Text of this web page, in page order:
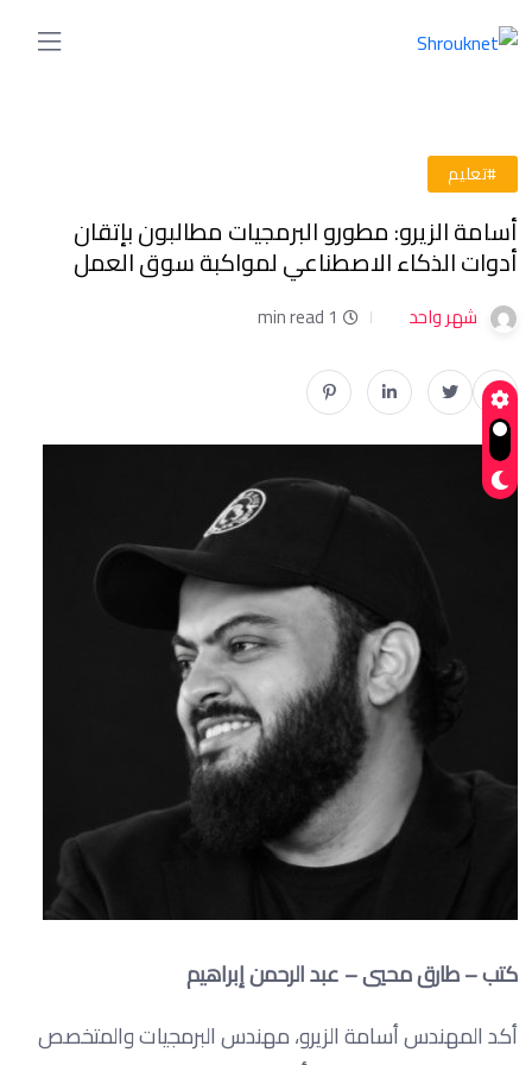
#تعليم
أسامة الزيرو: مطورو البرمجيات مطالبون بإتقان
أدوات الذكاء الاصطناعي لمواكبة سوق العمل
شهر واحد 1 min read
كتب – طارق محيي – عبد الرحمن إبراهيم
أكد المهندس أسامة الزيرو، مهندس البرمجيات والمتخصص